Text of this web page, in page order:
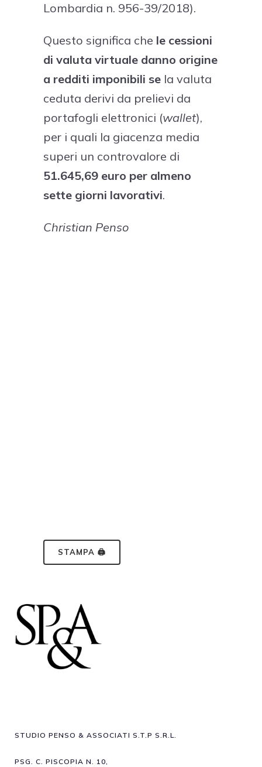
Lombardia n. 956-39/2018).
Questo significa che le cessioni
di valuta virtuale danno origine
a redditi imponibili se la valuta
ceduta derivi da prelievi da
portafogli elettronici (wallet),
per i quali la giacenza media
superi un controvalore di
51.645,69 euro per almeno
sette giorni lavorativi.
Christian Penso
STAMPA 🖨
STUDIO PENSO & ASSOCIATI S.T.P S.R.L.
PSG. C. PISCOPIA N. 10,